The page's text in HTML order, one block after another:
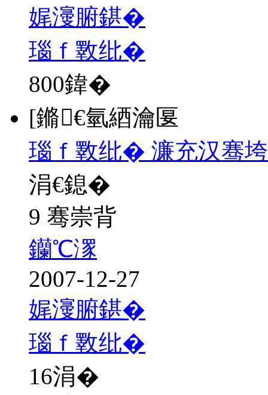
娓濅腑鍖�
瑙ｆ斁纰�
800鍏�
[鏅€氫綇瀹匽
瑙ｆ斁纰� 濂充汉骞
涓€鎴�
9 骞崇背
钄℃潈
2007-12-27
娓濅腑鍖�
瑙ｆ斁纰�
16涓�